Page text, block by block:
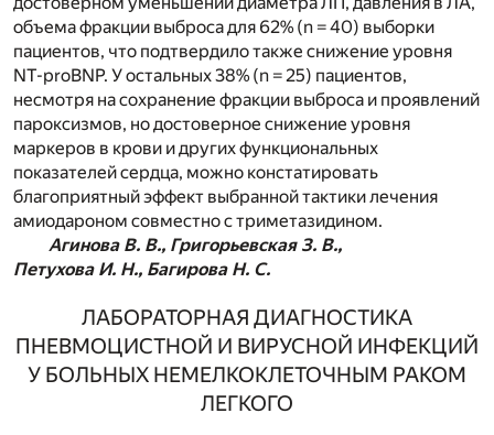
объема фракции выброса для 62% (n = 40) выборки
пациентов, что подтвердило также снижение уровня
NT-proBNP. У остальных 38% (n = 25) пациентов,
несмотря на сохранение фракции выброса и проявлений
пароксизмов, но достоверное снижение уровня
маркеров в крови и других функциональных
показателей сердца, можно констатировать
благоприятный эффект выбранной тактики лечения
амиодароном совместно с триметазидином.
Агинова В. В., Григорьевская З. В.,
Петухова И. Н., Багирова Н. С.
ЛАБОРАТОРНАЯ ДИАГНОСТИКА
ПНЕВМОЦИСТНОЙ И ВИРУСНОЙ ИНФЕКЦИЙ
У БОЛЬНЫХ НЕМЕЛКОКЛЕТОЧНЫМ РАКОМ
ЛЕГКОГО